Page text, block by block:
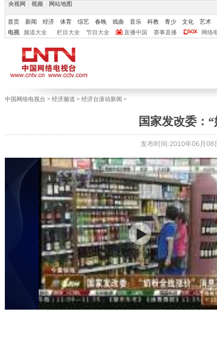
央视网 视频 网站地图
首页 新闻 经济 体育 综艺 春晚 戏曲 音乐 科教 青少 文化
艺术
电视
频道大全 栏目大全 节目大全 直播中国 赛事直播 网络
中国网络电视台 > 经济频道 > 经济台滚动新闻 >
国家发改委：
发布时间:2010年06月